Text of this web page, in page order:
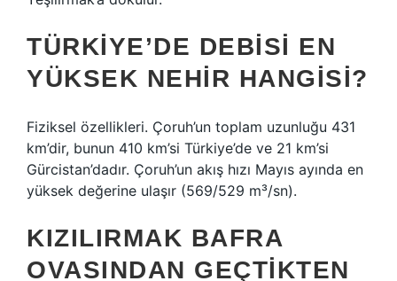
TÜRKIYE’DE DEBISI EN
YÜKSEK NEHIR HANGISI?
Fiziksel özellikleri. Çoruh’un toplam uzunluğu 431
km’dir, bunun 410 km’si Türkiye’de ve 21 km’si
Gürcistan’dadır. Çoruh’un akış hızı Mayıs ayında en
yüksek değerine ulaşır (569/529 m³/sn).
KIZILIRMAK BAFRA
OVASINDAN GEÇTIKTEN